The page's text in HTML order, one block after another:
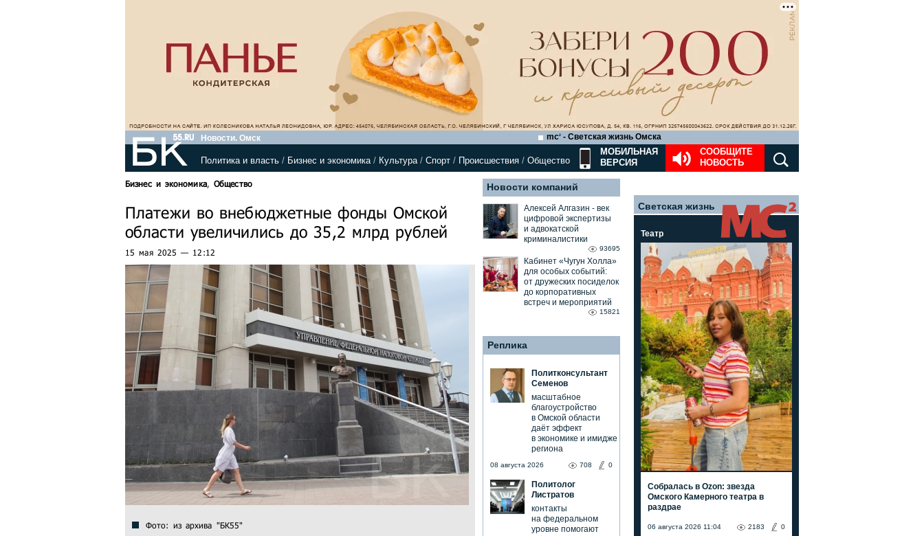
Новости. Омск mc2 - Светская жизнь Омска
Политика и власть / Бизнес и экономика/ Культура/ Спорт / Происшествия / Общество
СООБЩИТЕ
НОВОСТЬ
МОБИЛЬНАЯ
ВЕРСИЯ
Бизнес и экономика,Общество
Платежи во внебюджетные фонды Омской
области увеличились до 35,2 млрд рублей
15 мая 2025 — 12:12
Фото: из архива "БК55"
Новости компаний
Алексей Алгазин ⁃ век
цифровой экспертизы
и адвокатской
криминалистики
93695
Кабинет «Чугун Холла»
для особых событий:
от дружеских посиделок
до корпоративных
встреч и мероприятий
15821
Реплика
Политконсультант
Семенов
масштабное
благоустройство
в Омской области
даёт эффект
в экономике и имидже
региона
708 0
08 августа 2026
Политолог
Листратов
контакты
на федеральном
уровне помогают
Светская жизнь
Театр
Собралась в Ozon: звезда
Омского Камерного театра в
раздрае
06 августа 2026 11:04 0
2183